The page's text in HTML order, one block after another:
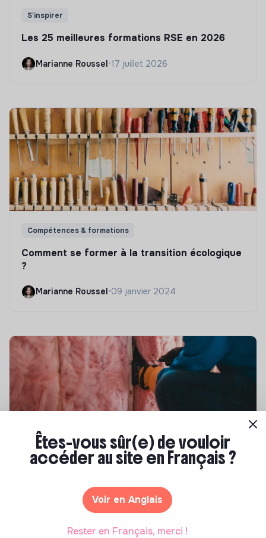
S'inspirer
Les 25 meilleures formations RSE en 2026
Marianne Roussel•17 juillet 2026
Compétences & formations
Comment se former à la transition écologique
?
Marianne Roussel •09 janvier 2024
Compétences & formations
énergétique des bâtiments
Êtes-vous sûr(e) de vouloir
accéder au site en Français ?
Voir en Anglais
Rester en Français, merci !